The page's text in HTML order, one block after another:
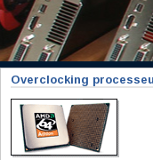
Overclocking